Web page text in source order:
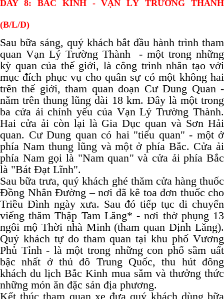
DAY 8: BẮC KINH - VẠN LÝ TRƯỜNG THÀNH
(B/L/D)
Sau bữa sáng, quý khách bắt đầu hành trình tham
quan Vạn Lý Trường Thành - một trong những
kỳ quan của thế giới, là công trình nhân tạo với
mục đích phục vụ cho quân sự có một không hai
trên thế giới, tham quan đoạn Cư Dung Quan -
nằm trên thung lũng dài 18 km. Đây là một trong
ba cửa ải chính yếu của Vạn Lý Trường Thành.
Hai cửa ải còn lại là Gia Dục quan và Sơn Hải
quan. Cư Dung quan có hai "tiểu quan" - một ở
phía Nam thung lũng và một ở phía Bắc. Cửa ải
phía Nam gọi là "Nam quan" và cửa ải phía Bắc
là "Bát Đạt Lĩnh".
Sau bữa trưa, quý khách ghé thăm cửa hàng thuốc
Đồng Nhân Đường – nơi đã kê toa đơn thuốc cho
Triều Đình ngày xưa. Sau đó tiếp tục di chuyển
viếng thăm Thập Tam Lăng* - nơi thờ phụng 13
ngôi mộ Thời nhà Minh (tham quan Định Lăng).
Quý khách tự do tham quan tại khu phố Vương
Phủ Tỉnh - là một trong những con phố sầm uất
bậc nhất ở thủ đô Trung Quốc, thu hút đông
khách du lịch Bắc Kinh mua sắm và thưởng thức
những món ăn đặc sản địa phương.
Kết thúc tham quan xe đưa quý khách dùng bữa